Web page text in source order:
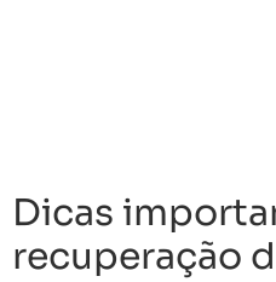
Dicas
recuperação